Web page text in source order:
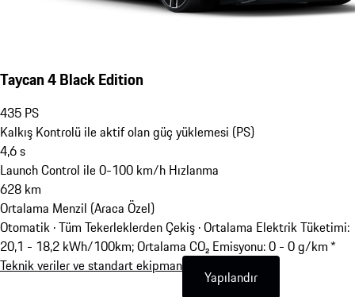
Taycan 4 Black Edition
435 PS
Kalkış Kontrolü ile aktif olan güç yüklemesi (PS)
4,6s
Launch Control ile 0-100 km/h Hızlanma
628 km
Ortalama Menzil (Araca Özel)
Otomatik · Tüm Tekerleklerden Çekiş ·Ortalama Elektrik Tüketimi:
20,1 - 18,2 kWh/100km; Ortalama CO₂ Emisyonu: 0 - 0 g/km *
Teknik veriler ve standart ekipman
Yapılandır